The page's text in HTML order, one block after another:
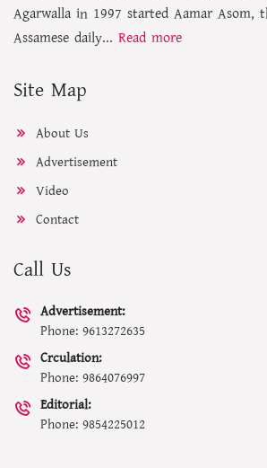
Agarwalla in 1997 started Aamar Asom,
Assamese daily... Read more
Site Map
About Us
Advertisement
Video
Contact
Call Us
Advertisement:
Phone: 9613272635
Crculation:
Phone: 9864076997
Editorial:
Phone: 9854225012